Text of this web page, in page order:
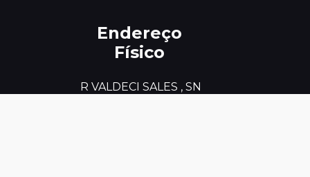
Endereço
Físico